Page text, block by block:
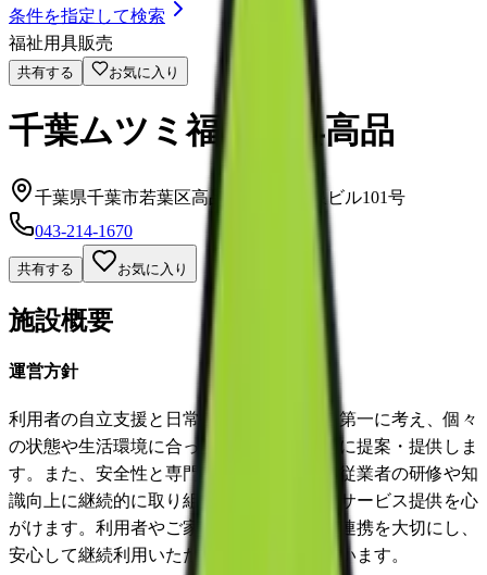
条件を指定して検索
福祉用具販売
共有する お気に入り
千葉ムツミ福祉用具高品
千葉県千葉市若葉区高品町1587-3菊泉ビル101号
043-214-1670
共有する お気に入り
施設概要
運営方針
利用者の自立支援と日常生活の質の向上を第一に考え、個々
の状態や生活環境に合った福祉用具を適切に提案・提供しま
す。また、安全性と専門性の確保のため、従業者の研修や知
識向上に継続的に取り組み、迅速で丁寧なサービス提供を心
がけます。利用者やご家族、関係機関との連携を大切にし、
安心して継続利用いただける事業運営を行います。